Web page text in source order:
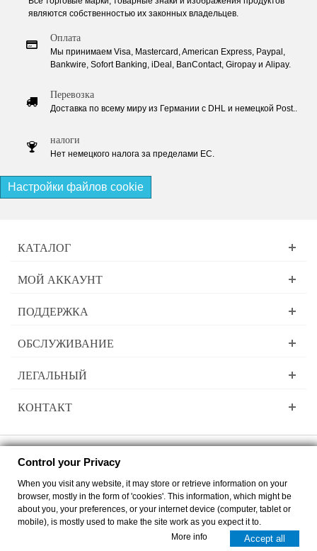
являются собственностью их законных владельцев.
Оплата
Мы принимаем Visa, Mastercard, American Express, Paypal,
Bankwire, Sofort Banking, iDeal, BanContact, Giropay и Alipay.
Перевозка
Доставка по всему миру из Германии с DHL и немецкой Post..
налоги
Нет немецкого налога за пределами ЕС.
Настройки файлов cookie
КАТАЛОГ
МОЙ АККАУНТ
ПОДДЕРЖКА
ОБСЛУЖИВАНИЕ
ЛЕГАЛЬНЫЙ
КОНТАКТ
Перейти к десктоп версии
выше
Control your Privacy
When you visit any website, it may store or retrieve information on your
browser, mostly in the form of 'cookies'. This information, which might be
about you, your preferences, or your internet device (computer, tablet or
mobile), is mostly used to make the site work as you expect it to.
More info
Accept all